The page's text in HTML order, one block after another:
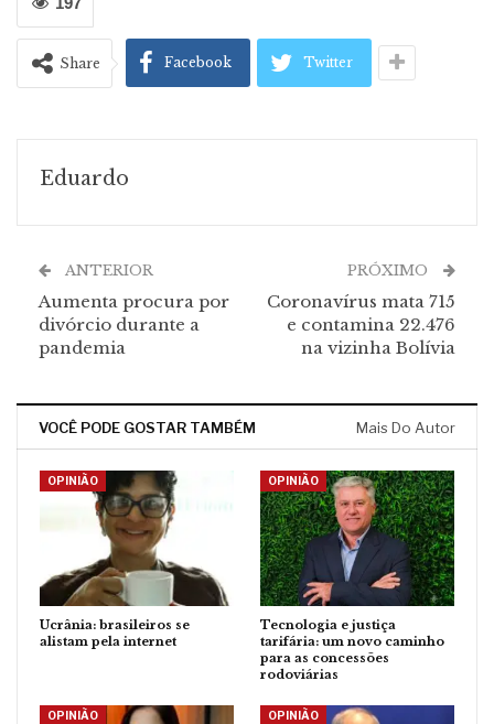
Share Facebook Twitter
Eduardo
ANTERIOR
Aumenta procura por
divórcio durante a
pandemia
PRÓXIMO
Coronavírus mata 715
e contamina 22.476
na vizinha Bolívia
VOCÊ PODE GOSTAR TAMBÉM Mais Do Autor
OPINIÃO
Ucrânia: brasileiros se
alistam pela internet
OPINIÃO
Tecnologia e justiça
tarifária: um novo caminho
para as concessões
rodoviárias
OPINIÃO OPINIÃO